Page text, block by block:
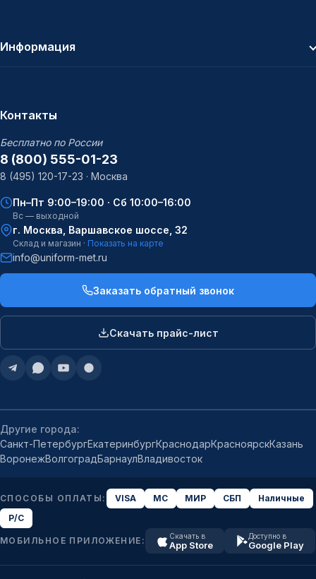
Информация
Контакты
Бесплатно по России
8 (800) 555-01-23
8 (495) 120-17-23 · Москва
Пн–Пт 9:00–19:00 · Сб 10:00–16:00
Вс — выходной
г. Москва, Варшавское шоссе, 32
Склад и магазин · Показать на карте
info@uniform-met.ru
Заказать обратный звонок
Скачать прайс-лист
Другие города:
Санкт-ПетербургЕкатеринбургКраснодарКрасноярскКазань
ВоронежВолгоградБарнаулВладивосток
СПОСОБЫ ОПЛАТЫ: VISA MC МИР СБП
Наличные
Р/С
МОБИЛЬНОЕ ПРИЛОЖЕНИЕ: Скачать в
App Store
Доступно в
Google Play